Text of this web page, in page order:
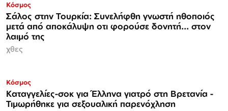
Κόσμος
Σάλος στην Τουρκία: Συνελήφθη γνωστή ηθοποιός
μετά από αποκάλυψη οτι φορούσε δονητή... στον
λαιμό της
χθες
Κόσμος
Καταγγελίες-σοκ για Έλληνα γιατρό στη Βρετανία -
Τιμωρήθηκε για σεξουαλική παρενόχληση